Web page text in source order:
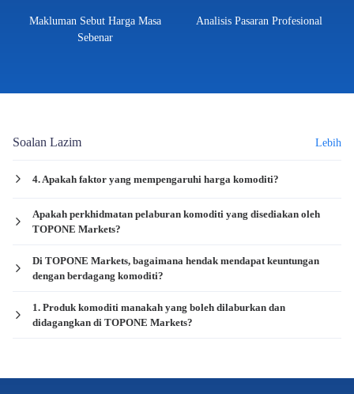
Makluman Sebut Harga Masa
Sebenar
Analisis Pasaran Profesional
Soalan Lazim Lebih
4. Apakah faktor yang mempengaruhi harga komoditi?
Apakah perkhidmatan pelaburan komoditi yang disediakan oleh
TOPONE Markets?
Di TOPONE Markets, bagaimana hendak mendapat keuntungan
dengan berdagang komoditi?
1. Produk komoditi manakah yang boleh dilaburkan dan
didagangkan di TOPONE Markets?